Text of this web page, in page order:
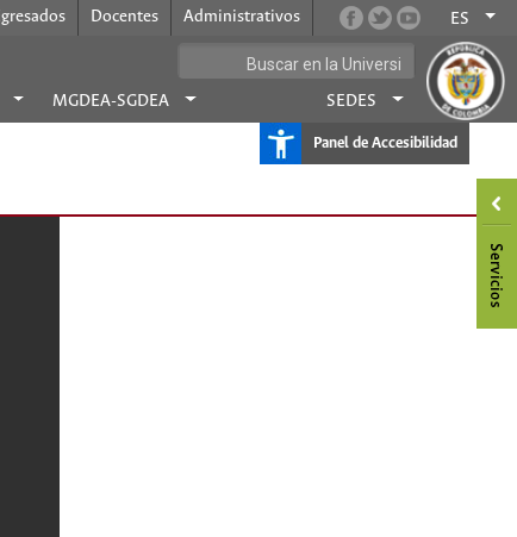
Docentes Administrativos ES
MGDEA-SGDEA SEDES
Panel de Accesibilidad